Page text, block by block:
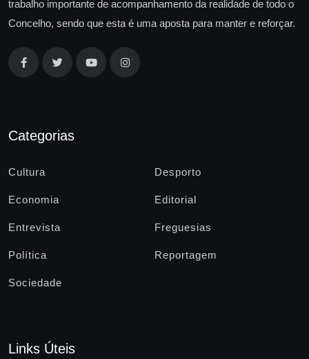
trabalho importante de acompanhamento da realidade de todo o
Concelho, sendo que esta é uma aposta para manter e reforçar.
Categorias
Cultura Desporto
Economia Editorial
Entrevista Freguesias
Política Reportagem
Sociedade
Links Úteis